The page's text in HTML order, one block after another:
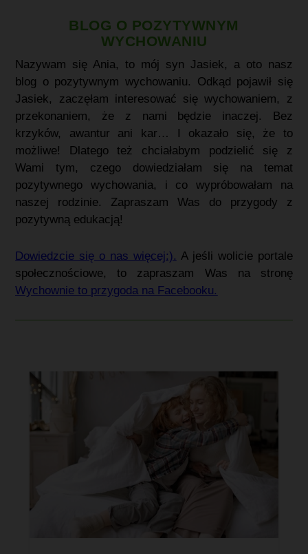
BLOG O POZYTYWNYM
WYCHOWANIU
Nazywam się Ania, to mój syn Jasiek, a oto nasz
blog o pozytywnym wychowaniu. Odkąd pojawił się
Jasiek, zaczęłam interesować się wychowaniem, z
przekonaniem, że z nami będzie inaczej. Bez
krzyków, awantur ani kar… I okazało się, że to
możliwe! Dlatego też c hciałabym podzielić się z
Wami tym, czego dowiedziałam się na temat
pozytywnego wychowania, i co wypróbowałam na
naszej rodzinie. Zapraszam Was do przygody z
pozytywną edukacją!
Dowiedzcie się o nas więcej:). A jeśli wolicie portale
społecznościowe, to zapraszam Was na stronę
Wychownie to przygoda na Facebooku.